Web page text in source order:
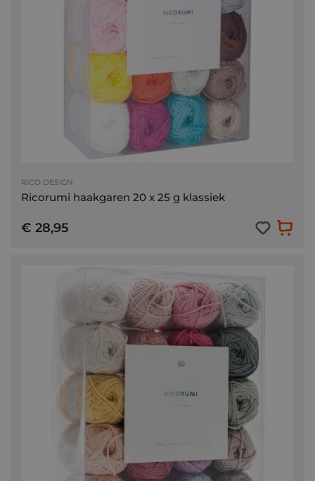
RICO DESIGN
Ricorumi haakgaren 20 x 25 g klassiek
€ 28,95